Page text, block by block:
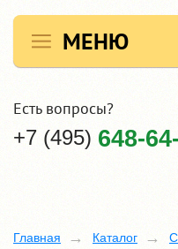
МЕНЮ
Есть вопросы?
+7 (495) 648-
Главная Каталог